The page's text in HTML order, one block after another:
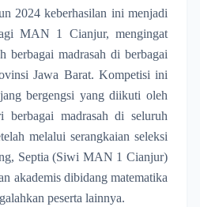
2024 keberhasilan ini menjadi
MAN 1 Cianjur, mengingat
madrasah di berbagai
Jawa Barat. Kompetisi ini
bergengsi yang diikuti oleh
berbagai madrasah di seluruh
melalui serangkaian seleksi
Septia (Siwi MAN 1 Cianjur)
akademis dibidang matematika
peserta lainnya.